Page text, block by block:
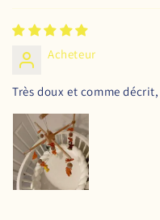
Acheteur
Très doux et comme